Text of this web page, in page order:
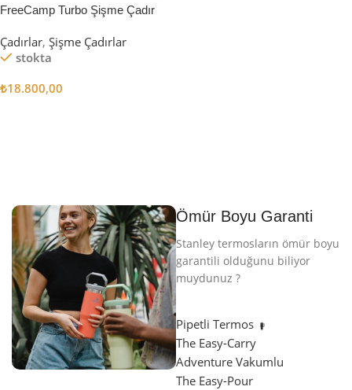
FreeCamp Turbo Şişme Çadır
Çadırlar, Şişme Çadırlar
stokta
₺18.800,00
Ömür Boyu Garanti
Stanley termosların ömür boyu
garantili olduğunu biliyor
muydunuz ?
Pipetli Termos
The Easy-Carry
Adventure Vakumlu
The Easy-Pour